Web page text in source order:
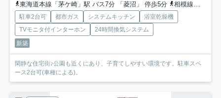
東海道本線「茅ケ崎」駅 バス7分 「菱沼」 停歩5分
相模線「茅ケ崎」駅 バス7分 「菱沼」 停歩5分
駐車2台可 都市ガス システムキッチン
浴室乾燥機
TVモニタ付インターホン
24時間換気システム
新築
閑静な住宅街♪公園も近くにあり、子育てしやすい環境です。駐車スペ
ース2台可(車種による)。